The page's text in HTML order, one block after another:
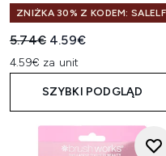
ZNIŻKA 30% Z KODEM: SALELF
Sugerowana cena
5.74€ Aktualna cena:
4.59€
4.59€ za unit
SZYBKI PODGLĄD